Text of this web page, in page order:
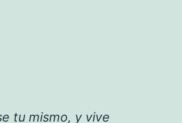
tu mismo, y vive